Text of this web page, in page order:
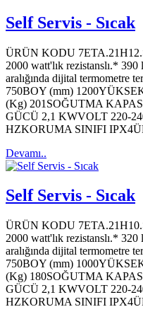
Self Servis - Sıcak
ÜRÜN KODU
2000 watt'lık rezistanslı.* 390
aralığında dijital termometre
750BOY (mm)
(Kg) 201SOĞUTMA
GÜCÜ 2,1 KWVOLT 220-
HZKORUMA SINIFI
Devamı..
Self Servis - Sıcak
ÜRÜN KODU
2000 watt'lık rezistanslı.* 320
aralığında dijital termometre
750BOY (mm)
(Kg) 180SOĞUTMA
GÜCÜ 2,1 KWVOLT 220-
HZKORUMA SINIFI